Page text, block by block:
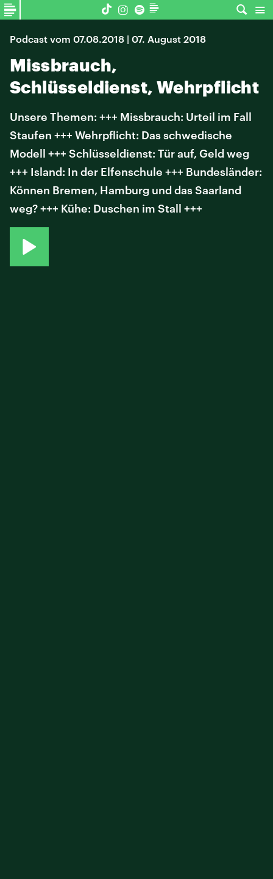
Podcast vom 07.08.2018 | 07. August 2018
Missbrauch,
Schlüsseldienst, Wehrpflicht
Unsere Themen: +++ Missbrauch: Urteil im Fall
Staufen +++ Wehrpflicht: Das schwedische
Modell +++ Schlüsseldienst: Tür auf, Geld weg
+++ Island: In der Elfenschule +++ Bundesländer:
Können Bremen, Hamburg und das Saarland
weg? +++ Kühe: Duschen im Stall +++